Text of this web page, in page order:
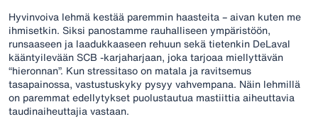
Hyvinvoiva lehmä kestää paremmin haasteita – aivan kuten me
ihmisetkin. Siksi panostamme rauhalliseen ympäristöön,
runsaaseen ja laadukkaaseen rehuun sekä tietenkin DeLaval
kääntyilevään SCB -karjaharjaan, joka tarjoaa miellyttävän
“hieronnan”. Kun stressitaso on matala ja ravitsemus
tasapainossa, vastustuskyky pysyy vahvempana. Näin lehmillä
on paremmat edellytykset puolustautua mastiittia aiheuttavia
taudinaiheuttajia vastaan.